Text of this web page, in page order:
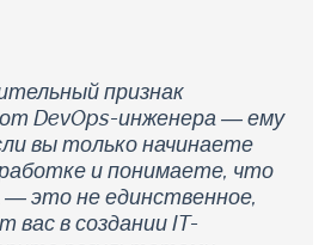
признак
DevOps-инженера — ему
вы только начинаете
и понимаете, что
— это не единственное,
вас в создании IT-